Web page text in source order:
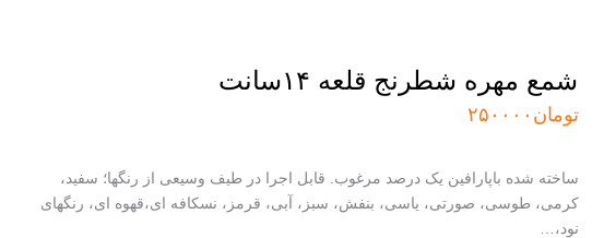
شمع مهره شطرنج قلعه ۱۴سانت
تومان ۲۵۰۰۰۰
ساخته شده باپارافین یک درصد مرغوب. قابل اجرا در طیف وسیعی از رنگها؛ سفید،
کرمی، طوسی، صورتی، یاسی، بنفش، سبز، آبی، قرمز، نسکافه ای،قهوه ای، رنگهای
نود،…